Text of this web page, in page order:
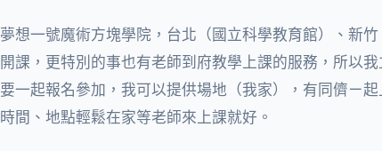
夢想一號魔術方塊學院，台北（國立科學教育館）、新
開課，更特別的事也有老師到府教學上課的服務，所以
要一起報名參加，我可以提供場地（我家），有同儕ㄧ
時間、地點輕鬆在家等老師來上課就好。